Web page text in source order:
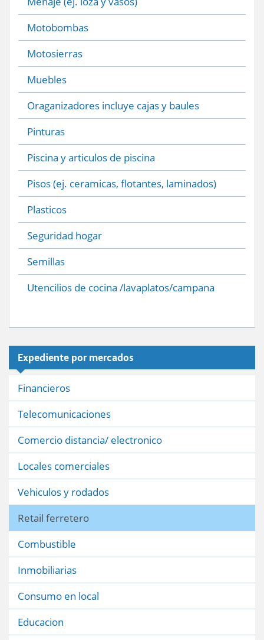
Motobombas
Motosierras
Muebles
Oraganizadores incluye cajas y baules
Pinturas
Piscina y articulos de piscina
Pisos (ej. ceramicas, flotantes, laminados)
Plasticos
Seguridad hogar
Semillas
Utencilios de cocina /lavaplatos/campana
Expediente por mercados
Financieros
Telecomunicaciones
Comercio distancia/ electronico
Locales comerciales
Vehiculos y rodados
Retail ferretero
Combustible
Inmobiliarias
Consumo en local
Educacion